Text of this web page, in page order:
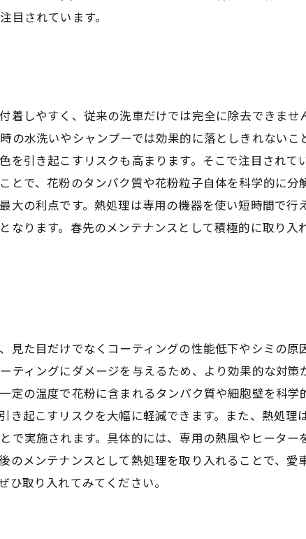
目されています。
着しやすく、従来の洗車だけでは完全に除去できませ
水洗いやシャンプーでは効果的に落としきれないこ
引き起こすリスクも高まります。そこで注目されて
で、花粉のタンパク質や花粉粒子自体を科学的に分
大の利点です。熱処理は専用の機器を使い短時間で行
ります。春先のメンテナンスとして積極的に取り入
た目だけでなくコーティングの性能低下やシミの原
ィングにダメージを与えるため、より効果的な対策
定の温度で花粉に含まれるタンパク質や細胞壁を科学
起こすリスクを大幅に軽減できます。また、熱処理
実施されます。具体的には、専用の熱風やヒーター
のメンテナンスとして熱処理を取り入れることで、愛
ひ取り入れてみてください。